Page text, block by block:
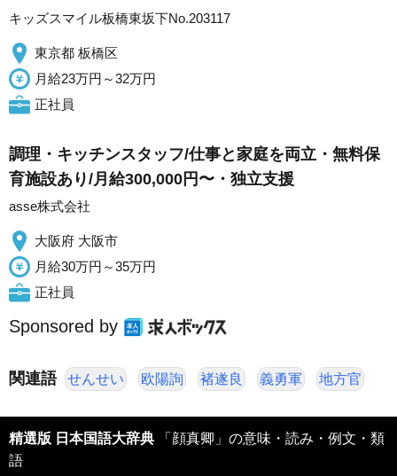
キッズスマイル板橋東坂下No.203117
東京都 板橋区
月給23万円～32万円
正社員
調理・キッチンスタッフ/仕事と家庭を両立・無料保
育施設あり/月給300,000円〜・独立支援
asse株式会社
大阪府 大阪市
月給30万円～35万円
正社員
Sponsored by
関連語 せんせい 欧陽詢 褚遂良 義勇軍 地方官
精選版 日本国語大辞典
語